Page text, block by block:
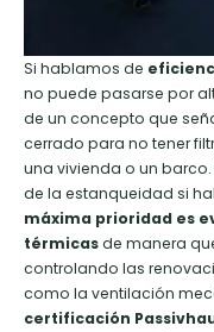
Si hablamos de
no puede pasarse por
de un concepto que
cerrado para no tener
una vivienda o un
de la estanqueidad si
máxima prioridad es
térmicasde manera
controlando las
como la ventilación
certificación